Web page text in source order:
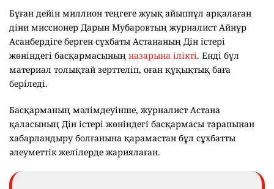
Бұған дейін миллион теңгеге жуық айыппұл арқалаған
діни миссионер Дарын Мубаровтың журналист Айнұр
Асанбердіге берген сұхбаты Астананың Дін істері
жөніндегі басқармасының назарына ілікті. Енді бұл
материал толықтай зерттеліп, оған құқықтық баға
беріледі.
Басқарманың мәлімдеуінше, журналист Астана
қаласының Дін істері жөніндегі басқармасы тарапынан
хабарландыру болғанына қарамастан бұл сұхбатты
әлеуметтік желілерде жариялаған.